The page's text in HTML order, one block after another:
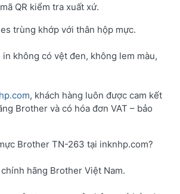
QR kiểm tra xuất xứ.
trùng khớp với thân hộp mực.
không có vệt đen, không lem màu,
, khách hàng luôn được cam kết
Brother và có hóa đơn VAT – bảo
Brother TN-263 tại inknhp.com?
hãng Brother Việt Nam.